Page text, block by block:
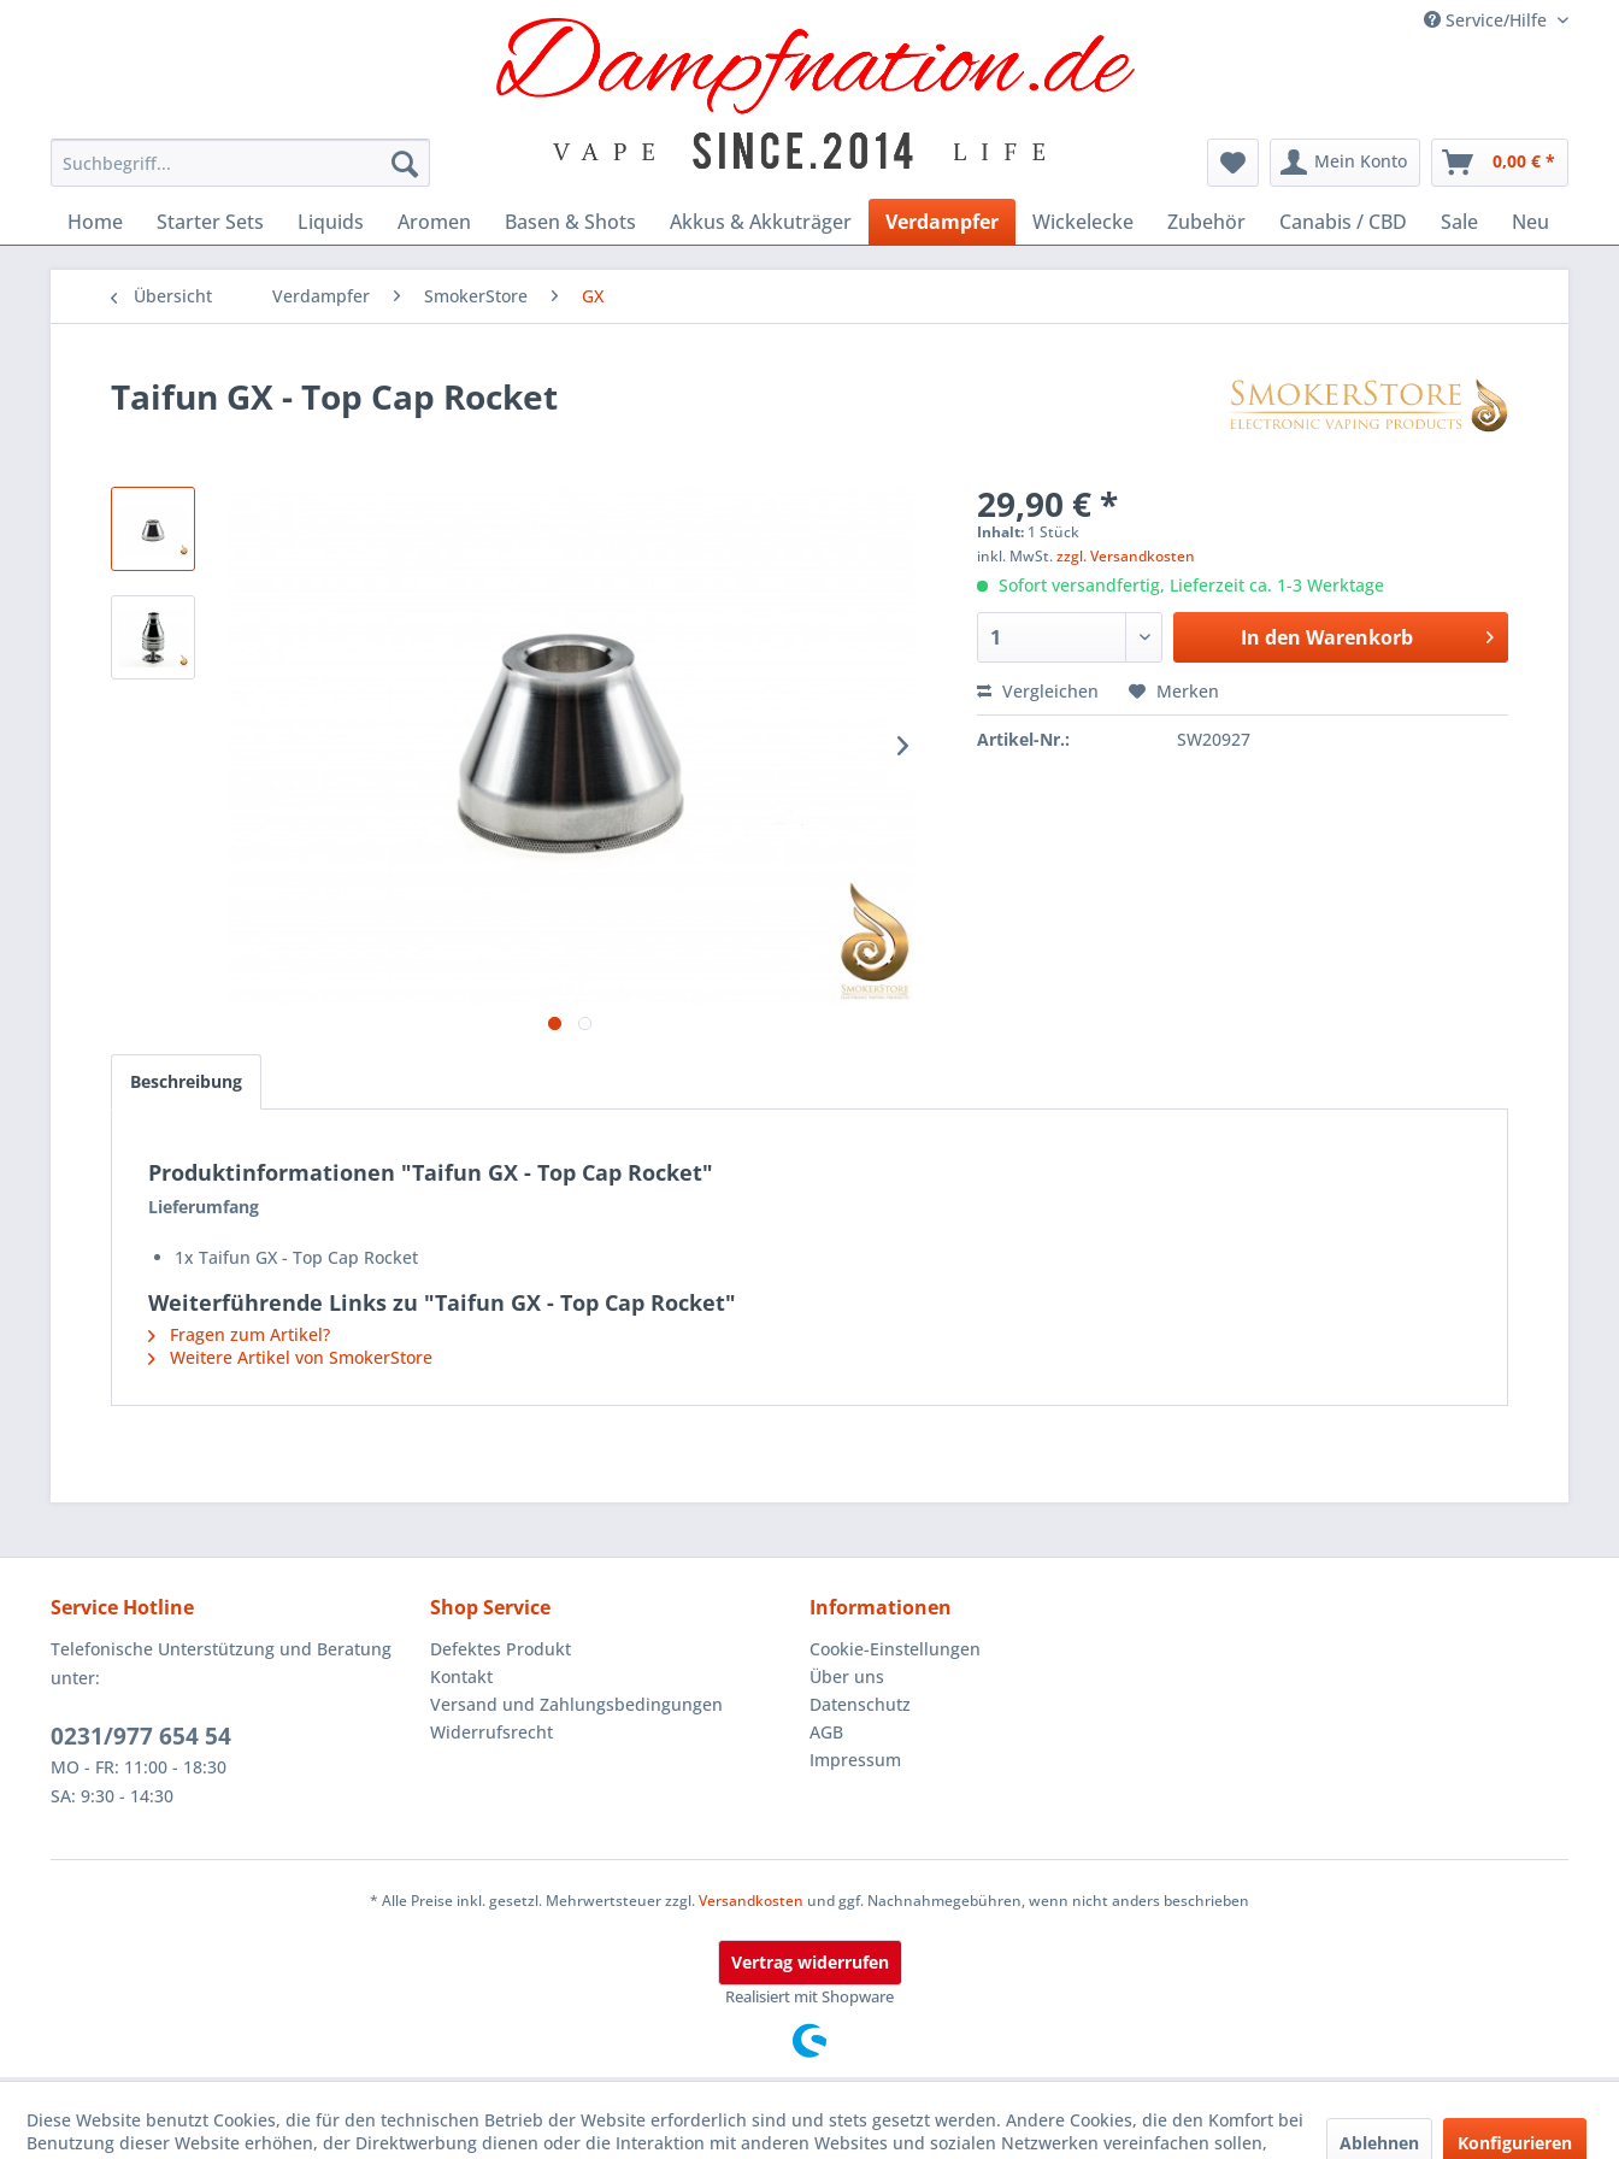
Service/Hilfe
Mein Konto 0,00 € *
Home Starter Sets Liquids Aromen Basen & Shots Akkus & Akkuträger Verdampfer Wickelecke Zubehör Canabis / CBD Sale Neu
Übersicht Verdampfer SmokerStore GX
Taifun GX - Top Cap Rocket
29,90 € *
Inhalt: 1 Stück
inkl. MwSt.zzgl. Versandkosten
Sofort versandfertig, Lieferzeit ca. 1-3 Werktage
In den Warenkorb
Vergleichen Merken
Artikel-Nr.: SW20927
Beschreibung
Produktinformationen "Taifun GX - Top Cap Rocket"
Lieferumfang
1x Taifun GX - Top Cap Rocket
Weiterführende Links zu "Taifun GX - Top Cap Rocket"
Fragen zum Artikel?
Weitere Artikel von SmokerStore
Service Hotline
Telefonische Unterstützung und Beratung
unter:
0231/977 654 54
MO - FR: 11:00 - 18:30
SA: 9:30 - 14:30
Shop Service
Defektes Produkt
Kontakt
Versand und Zahlungsbedingungen
Widerrufsrecht
Informationen
Cookie-Einstellungen
Über uns
Datenschutz
AGB
Impressum
* Alle Preise inkl. gesetzl. Mehrwertsteuer zzgl.Versandkosten und ggf. Nachnahmegebühren, wenn nicht anders beschrieben
Vertrag widerrufen
Realisiert mit Shopware
Diese Website benutzt Cookies, die für den technischen Betrieb der Website erforderlich sind und stets gesetzt werden. Andere Cookies, die den Komfort bei
Benutzung dieser Website erhöhen, der Direktwerbung dienen oder die Interaktion mit anderen Websites und sozialen Netzwerken vereinfachen sollen,
Ablehnen Konfigurieren